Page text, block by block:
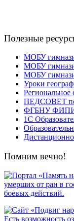
Полезные
МОБУ
МОБУ
МОБУ
Уроки
ПЕДСОВЕТ
ФГБНУ
1С
Помним вечно!